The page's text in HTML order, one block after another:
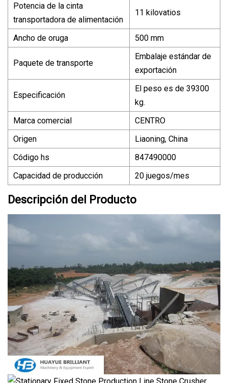
Potencia de la cinta
transportadora de alimentación
11 kilovatios
Ancho de oruga 500 mm
Paquete de transporte
Embalaje estándar de
exportación
Especificación
El peso es de 39300
kg.
Marca comercial
CENTRO
Origen
Liaoning, China
Código hs
847490000
Capacidad de producción
20 juegos/mes
Descripción del Producto